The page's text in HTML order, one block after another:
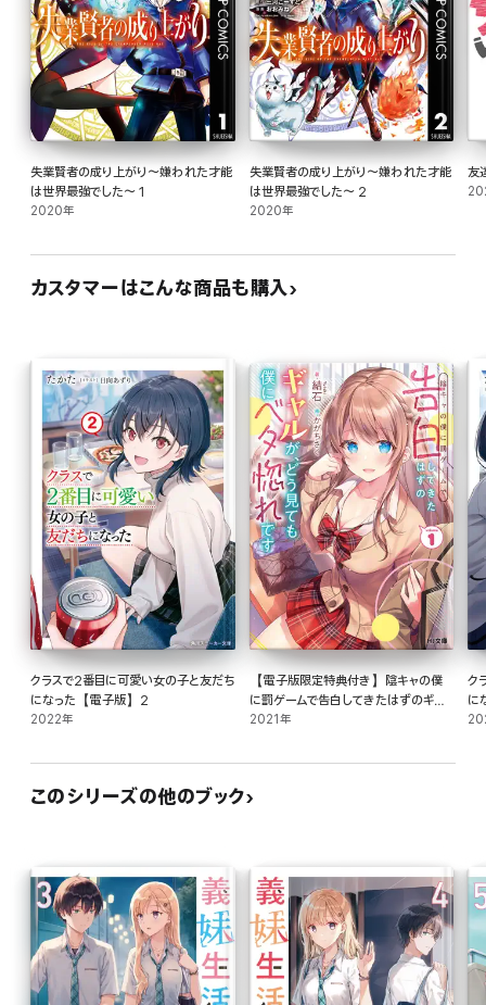
失業賢者の成り上がり～嫌われた才能
は世界最強でした～ 1
2020年
失業賢者の成り上がり～嫌われた才能
は世界最強でした～ 2
2020年
友
カスタマーはこんな商品も購入
クラスで2番目に可愛い女の子と友だち
になった【電子版】2
2022年
【電子版限定特典付き】陰キャの僕
に罰ゲームで告白してきたはずのギャ
ルが、どう見ても僕にベタ惚れです1
2021年
ク
に
このシリーズの他のブック